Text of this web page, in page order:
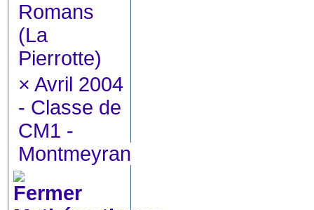
Romans
(La
Pierrotte)
× Avril 2004
- Classe de
CM1 -
Montmeyran